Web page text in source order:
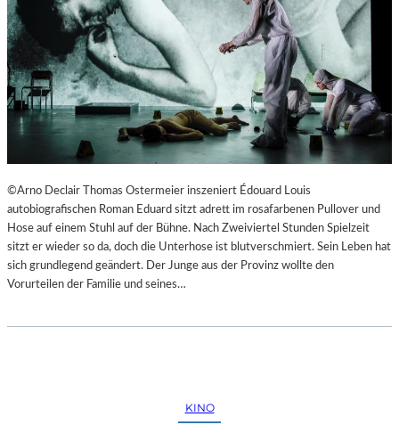
©Arno Declair Thomas Ostermeier inszeniert Édouard Louis
autobiografischen Roman Eduard sitzt adrett im rosafarbenen Pullover und
Hose auf einem Stuhl auf der Bühne. Nach Zweiviertel Stunden Spielzeit
sitzt er wieder so da, doch die Unterhose ist blutverschmiert. Sein Leben hat
sich grundlegend geändert. Der Junge aus der Provinz wollte den
Vorurteilen der Familie und seines…
KINO